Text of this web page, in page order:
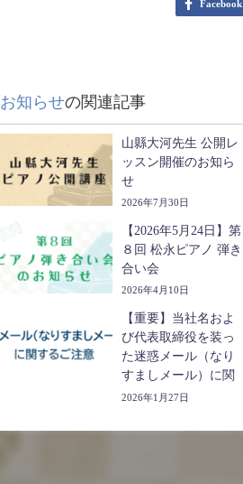
Facebook
お知らせの関連記事
山縣大河先生 公開レ
ッスン開催のお知ら
せ
2026年7月30日
【2026年5月24日】第
８回 松永ピアノ 弾き
合い会
2026年4月10日
【重要】当社名およ
び代表取締役を装っ
た迷惑メール（なり
すましメール）に関
するご注意
2026年1月27日